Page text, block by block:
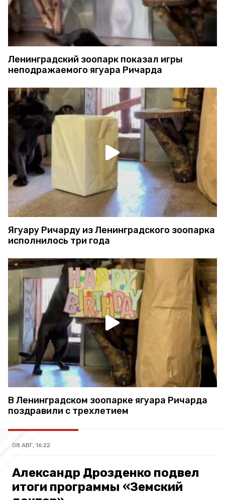
Ленинградский зоопарк показал игры
неподражаемого ягуара Ричарда
Ягуару Ричарду из Ленинградского зоопарка
исполнилось три года
В Ленинградском зоопарке ягуара Ричарда
поздравили с трехлетием
08 АВГ, 16:22
Александр Дрозденко подвел
итоги программы «Земский